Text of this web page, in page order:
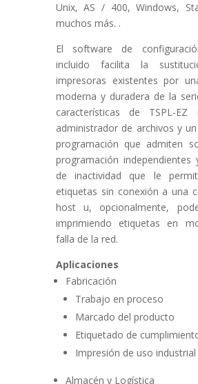
Unix, AS / 400, Windows,
muchos más. .
El software de
incluido facilita la
impresoras existentes por
moderna y duradera de la
características de TSPL-EZ
administrador de archivos y
programación que admiten
programación
de inactividad que le
etiquetas sin conexión a una
host u, opcionalmente,
imprimiendo etiquetas en
falla de la red.
Aplicaciones
Fabricación
Trabajo en proceso
Marcado del producto
Etiquetado de
Impresión de uso industrial
Almacén y Logística